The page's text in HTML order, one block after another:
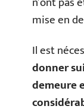
mise en
Il est
donner
demeure